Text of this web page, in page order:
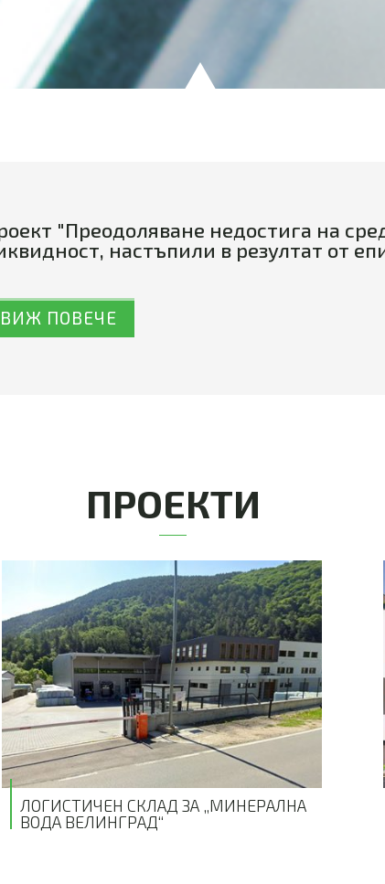
"Преодоляване недостига на
настъпили в резултат от
ВИЖ ПОВЕЧЕ
ПРОЕКТИ
ЛОГИСТИЧЕН СКЛАД ЗА „МИНЕРАЛНА
ВОДА ВЕЛИНГРАД“